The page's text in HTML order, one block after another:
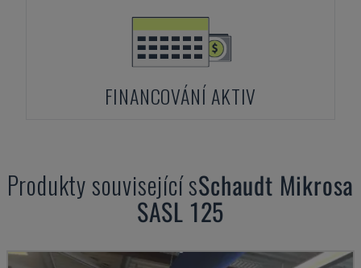
FINANCOVÁNÍ AKTIV
Produkty související sSchaudt Mikrosa
SASL 125